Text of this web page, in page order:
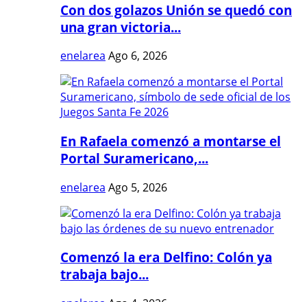
Con dos golazos Unión se quedó con
una gran victoria...
enelarea Ago 6, 2026
En Rafaela comenzó a montarse el
Portal Suramericano,...
enelarea Ago 5, 2026
Comenzó la era Delfino: Colón ya
trabaja bajo...